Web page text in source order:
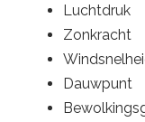
Luchtdruk
Zonkracht
Dauwpunt